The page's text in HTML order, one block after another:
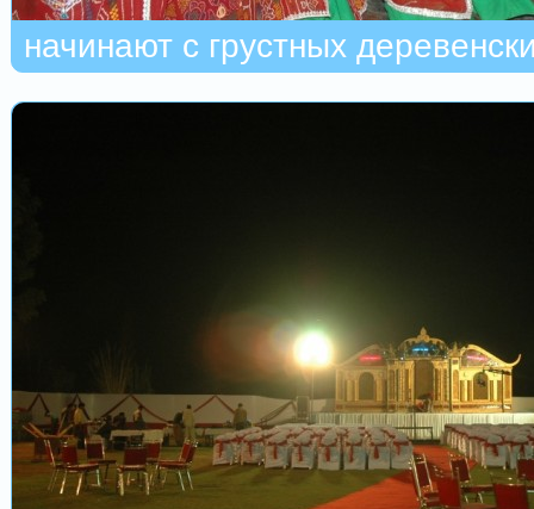
начинают с грустных